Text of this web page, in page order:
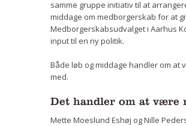
samme gruppe initiativ til at
middage om medborgerskab for at
Medborgerskabsudvalget i Aarhus
input til en ny politik.
Både løb og middage handler om at
med.
Det handler om at være
Mette Moeslund Eshøj og Nille